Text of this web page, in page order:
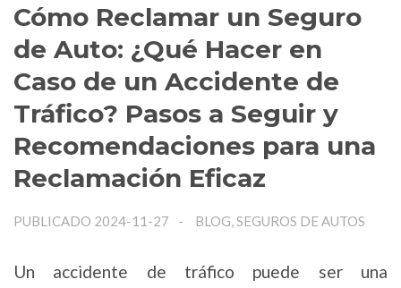
Cómo Reclamar un Seguro
de Auto: ¿Qué Hacer en
Caso de un Accidente de
Tráfico? Pasos a Seguir y
Recomendaciones para una
Reclamación Eficaz
PUBLICADO 2024-11-27 BLOG, SEGUROS DE AUTOS
Un accidente de tráfico puede ser una